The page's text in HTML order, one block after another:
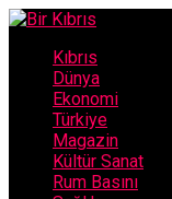
Kıbrıs
Dünya
Ekonomi
Türkiye
Magazin
Kültür Sanat
Rum Basını